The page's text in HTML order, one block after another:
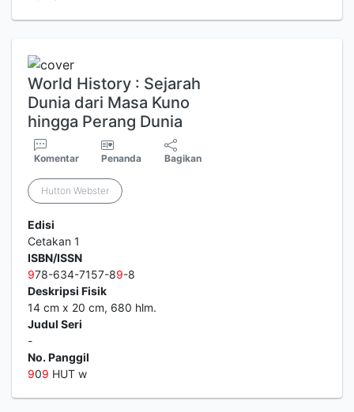
World History : Sejarah
Dunia dari Masa Kuno
hingga Perang Dunia
Komentar Penanda Bagikan
Hutton Webster
Edisi
Cetakan 1
ISBN/ISSN
978-634-7157-89-8
Deskripsi Fisik
14 cm x 20 cm, 680 hlm.
Judul Seri
-
No. Panggil
909 HUT w